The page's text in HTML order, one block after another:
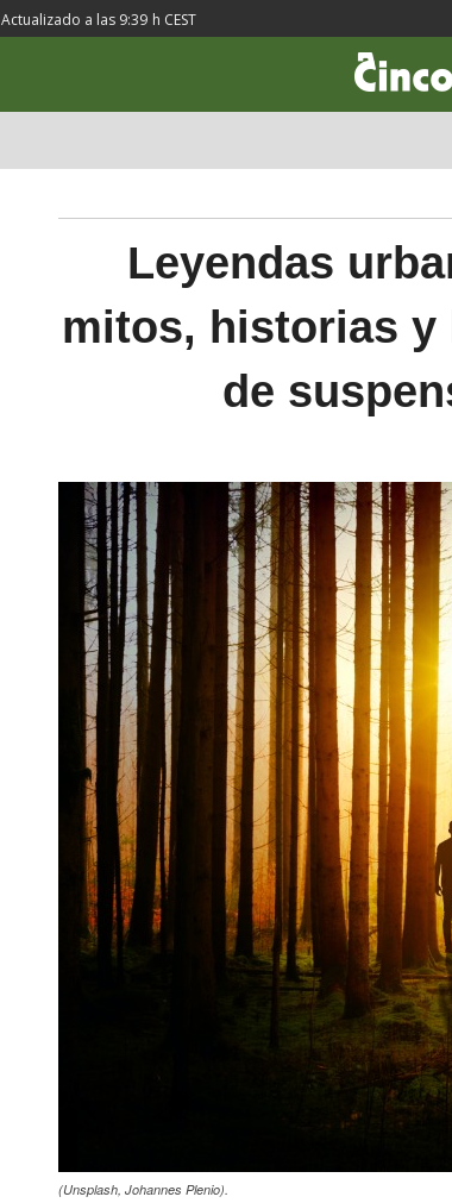
Actualizado a las 9:39 h CEST
Leyendas
mitos, historias y
de
(Unsplash, Johannes Plenio).